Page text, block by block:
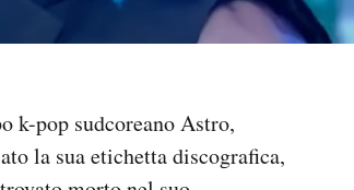
k-pop sudcoreano Astro,
la sua etichetta discografica,